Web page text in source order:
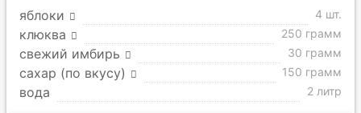
яблоки 4 шт.
клюква 250 грамм
свежий имбирь 30 грамм
сахар (по вкусу) 150 грамм
вода 2 литр